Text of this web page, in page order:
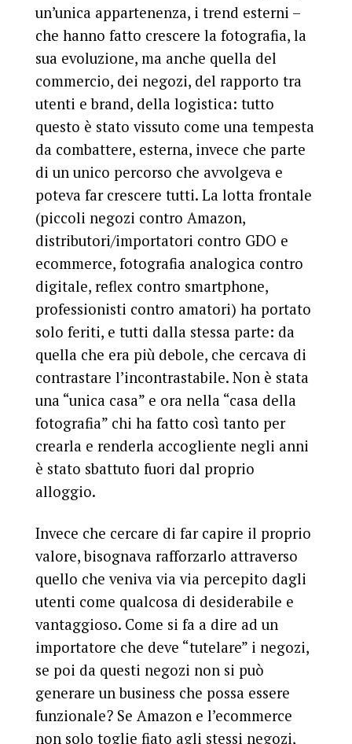
un’unica appartenenza, i trend esterni –
che hanno fatto crescere la fotografia, la
sua evoluzione, ma anche quella del
commercio, dei negozi, del rapporto tra
utenti e brand, della logistica: tutto
questo è stato vissuto come una tempesta
da combattere, esterna, invece che parte
di un unico percorso che avvolgeva e
poteva far crescere tutti. La lotta frontale
(piccoli negozi contro Amazon,
distributori/importatori contro GDO e
ecommerce, fotografia analogica contro
digitale, reflex contro smartphone,
professionisti contro amatori) ha portato
solo feriti, e tutti dalla stessa parte: da
quella che era più debole, che cercava di
contrastare l’incontrastabile. Non è stata
una “unica casa” e ora nella “casa della
fotografia” chi ha fatto così tanto per
crearla e renderla accogliente negli anni
è stato sbattuto fuori dal proprio
alloggio.
Invece che cercare di far capire il proprio
valore, bisognava rafforzarlo attraverso
quello che veniva via via percepito dagli
utenti come qualcosa di desiderabile e
vantaggioso. Come si fa a dire ad un
importatore che deve “tutelare” i negozi,
se poi da questi negozi non si può
generare un business che possa essere
funzionale? Se Amazon e l’ecommerce
non solo toglie fiato agli stessi negozi,